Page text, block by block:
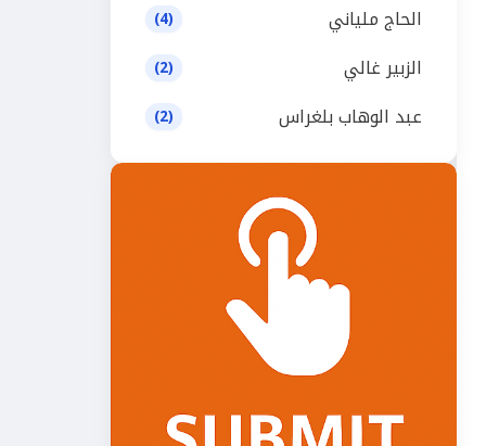
الحاج ملياني (4)
الزبير غالي (2)
عبد الوهاب بلغراس (2)